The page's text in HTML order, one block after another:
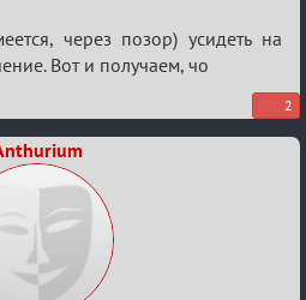
через позор) усидеть на
Вот и получаем, чо
2